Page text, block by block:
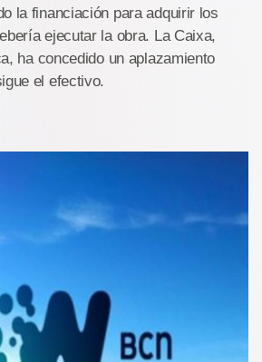
la financiación para adquirir los
ejecutar la obra. La Caixa,
ha concedido un aplazamiento
el efectivo.